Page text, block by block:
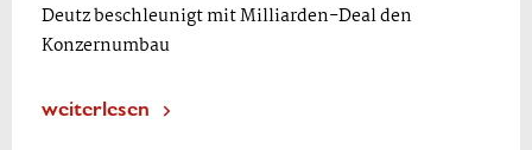
Deutz beschleunigt mit Milliarden-Deal den
Konzernumbau
weiterlesen